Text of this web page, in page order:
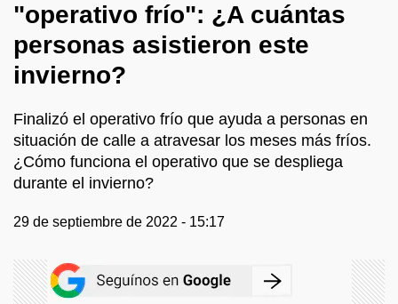
"operativo frío": ¿A cuántas
personas asistieron este
invierno?
Finalizó el operativo frío que ayuda a personas en
situación de calle a atravesar los meses más fríos.
¿Cómo funciona el operativo que se despliega
durante el invierno?
29 de septiembre de 2022 - 15:17